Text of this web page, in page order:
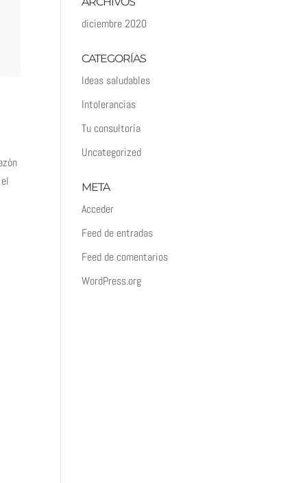
diciembre 2020
CATEGORÍAS
Ideas saludables
Intolerancias
Tu consultoría
Uncategorized
META
Acceder
Feed de entradas
Feed de comentarios
WordPress.org